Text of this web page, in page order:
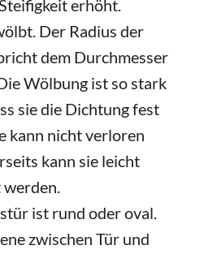
erhöht.
Der Radius der
dem Durchmesser
Wölbung ist so stark
sie die Dichtung fest
kann nicht verloren
kann sie leicht
werden.
ist rund oder oval.
zwischen Tür und